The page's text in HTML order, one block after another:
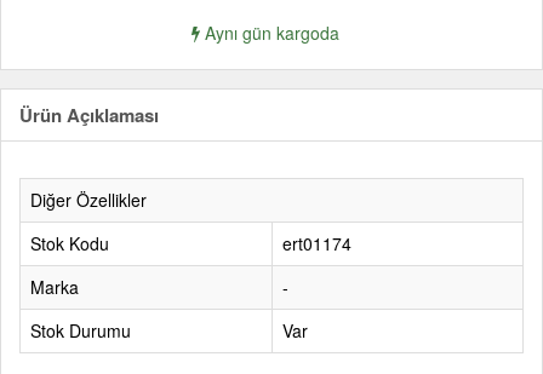
Aynı gün kargoda
Ürün Açıklaması
Diğer Özellikler
Stok Kodu
ert01174
Marka
-
Stok Durumu
Var